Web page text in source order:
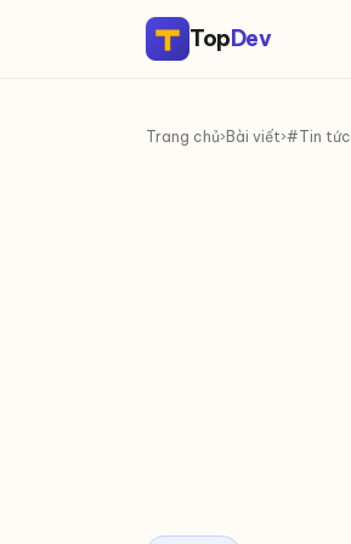
TopDev
Trang chủ› Bài viết›#Tin tức